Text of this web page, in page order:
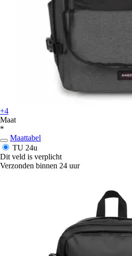
+4
Maat
*
Maattabel
TU 24u
Dit veld is verplicht
Verzonden binnen 24 uur